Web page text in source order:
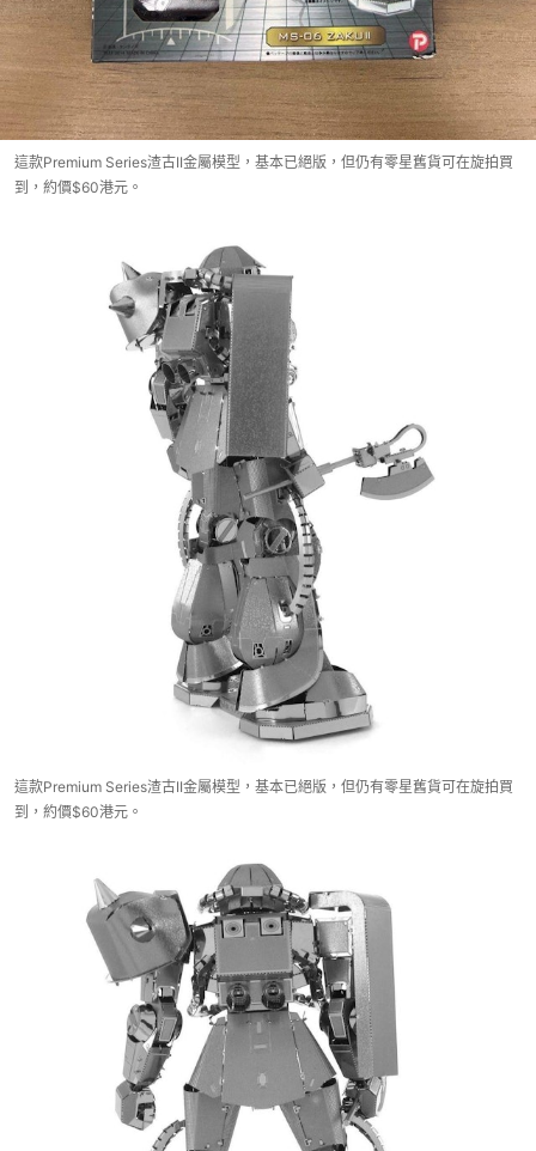
這款Premium Series渣古II金屬模型，基本已絕版，但仍有零星舊貨可在旋拍買
到，約價$60港元。
這款Premium Series渣古II金屬模型，基本已絕版，但仍有零星舊貨可在旋拍買
到，約價$60港元。